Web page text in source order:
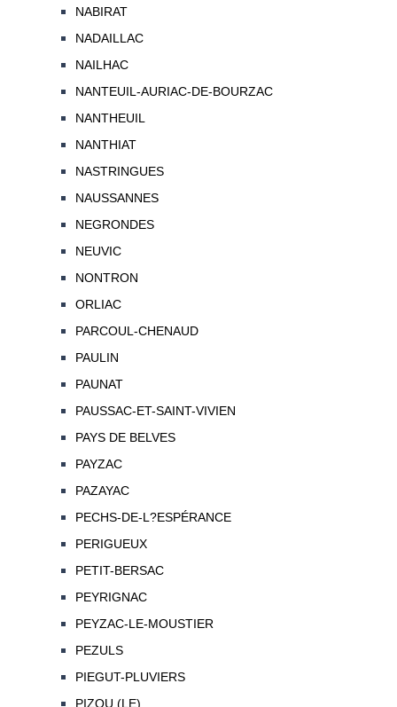
NABIRAT
NADAILLAC
NAILHAC
NANTEUIL-AURIAC-DE-BOURZAC
NANTHEUIL
NANTHIAT
NASTRINGUES
NAUSSANNES
NEGRONDES
NEUVIC
NONTRON
ORLIAC
PARCOUL-CHENAUD
PAULIN
PAUNAT
PAUSSAC-ET-SAINT-VIVIEN
PAYS DE BELVES
PAYZAC
PAZAYAC
PECHS-DE-L?ESPÉRANCE
PERIGUEUX
PETIT-BERSAC
PEYRIGNAC
PEYZAC-LE-MOUSTIER
PEZULS
PIEGUT-PLUVIERS
PIZOU (LE)